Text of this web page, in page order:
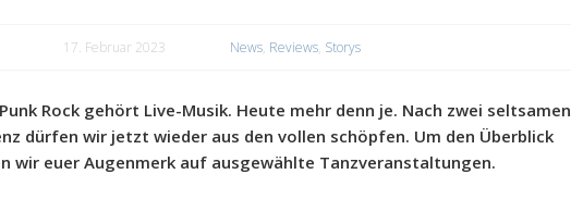
17. Februar 2023 News, Reviews, Storys
Rock gehört Live-Musik. Heute mehr denn je. Nach zwei seltsamen
dürfen wir jetzt wieder aus den vollen schöpfen. Um den Überblick
wir euer Augenmerk auf ausgewählte Tanzveranstaltungen.